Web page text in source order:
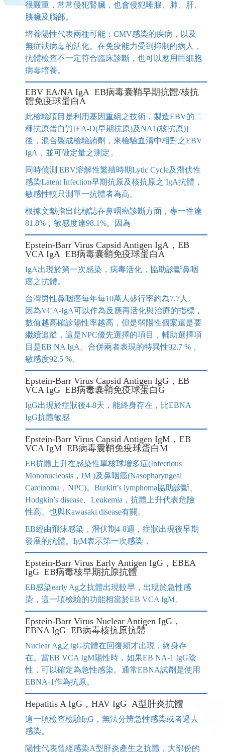
很嚴重，常常侵犯腎臟，也會侵犯唾腺、肺、肝、
胰臟及腦部。
培養陽性代表兩種可能：CMV感染的疾病，以及
無症狀病毒的活化。在免疫能力受到抑制的病人，
抗體檢查不一定符合臨床診斷，也可以應用巨細胞
病毒培養。
EBV EA/NA IgA EB病毒囊鞘早期抗體/核抗
體免疫球蛋白A
此檢驗項目是利用基因重組之技術，製造EBV的二
種抗原蛋白質[EA-D(早期抗原)及NA1(核抗原)]
後，混合製成檢驗詴劑，來檢驗血清中相對之EBV
IgA，並可做定量之測定。
同時偵測 EBV溶解性繁殖時期Lytic Cycle及潛伏性
感染Latent Infection早期抗原及核抗原之 IgA抗體，
敏感性較只測單一抗體者為高。
根據文獻指出此標誌在鼻咽癌診斷方面，專一性達
81.8%，敏感度達98.1%。因為
Epstein-Barr Virus Capsid Antigen IgA，EB
VCA IgA EB病毒囊鞘免疫球蛋白A
IgA出現於第一次感染，病毒活化，協助診斷鼻咽
癌之抗體。
台灣男性鼻咽癌每年每10萬人盛行率約為7.7人。
因為VCA-IgA可以作為反應再活化與治療的指標，
數值越高確診陽性率越高，但是弱陽性個案還是要
繼續追蹤，這是NPC優先選擇的項目，輔助選擇項
目是EB NA IgA。合併兩者表現的特異性92.7 %，
敏感度92.5 %。
Epstein-Barr Virus Capsid Antigen IgG，EB
VCA IgG EB病毒囊鞘免疫球蛋白G
IgG出現於症狀後4-8天，能終身存在，比EBNA
IgG抗體敏感
Epstein-Barr Virus Capsid Antigen IgM，EB
VCA IgM EB病毒囊鞘免疫球蛋白M
EB抗體上升在感染性單核球增多症(Infectious
Mononucleosis，IM )及鼻咽癌(Nasopharyngeal
Carcinoma，NPC)。Burkitt’s lymphoma協助診斷、
Hodgkin’s disease、Leukemia，抗體上升代表危險
性高、也與Kawasaki disease有關。
EB經由飛沫感染，潛伏期4-8週，症狀出現後早期
發展的抗體。IgM表示第一次感染，
Epstein-Barr Virus Early Antigen IgG，EBEA
IgG EB病毒核早期抗原抗體
EB感染early Ag之抗體出現較早，出現於急性感
染，這一項檢驗的功能相當於EB VCA IgM。
Epstein-Barr Virus Nuclear Antigen IgG，
EBNA IgG EB病毒核抗原抗體
Nuclear Ag之IgG抗體在回復期才出現，終身存
在。當EB VCA IgM陽性時，如果EB NA-1 IgG陰
性，可以確定為急性感染。通常EBNA試劑是使用
EBNA-1作為抗原。
Hepatitis A IgG，HAV IgG A型肝炎抗體
這一項檢查檢驗IgG，無法分辨急性感染或者過去
感染。
陽性代表曾經感染A型肝炎產生之抗體，大部份的